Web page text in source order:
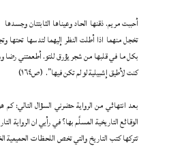
أحببت مريم. ذقنها الحاد وعيناها الثابتتان وجسدها
تخجل منهما اذا أطلت النظر إليهما لتدسها
بكل ما في قلبها من شجر يؤرق للتو. أطعمتني رضا
كنت لأطيق إشبيلية لو لم تكن فيها”. (ص١٦٤)
بعد انتهائي من الرواية حضرني السؤال التالي:
الوقائع التاريخية المسلَّم بها؟ في رأيي ان الرواية
تتركها كتب التاريخ والتي تخص اللحظات